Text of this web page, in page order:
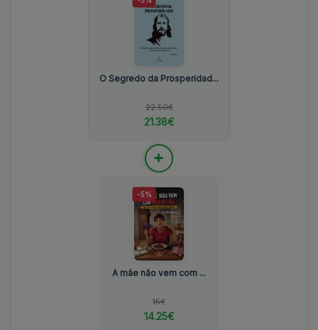
O Segredo da Prosperidad...
22.50€
21.38€
+
-5%
A mãe não vem com ...
15€
14.25€